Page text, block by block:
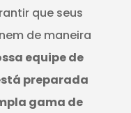
que seus
de maneira
equipe de
preparada
gama de